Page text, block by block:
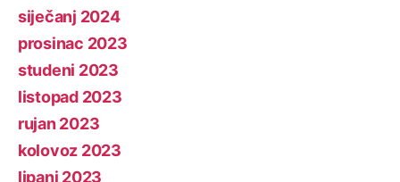
siječanj 2024
prosinac 2023
studeni 2023
listopad 2023
rujan 2023
kolovoz 2023
lipanj 2023